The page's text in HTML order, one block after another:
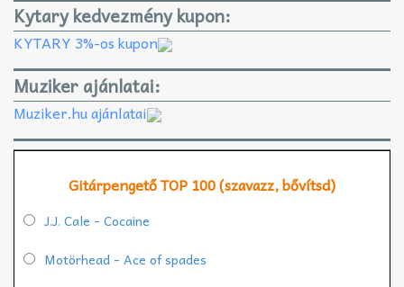
Kytary kedvezmény kupon:
KYTARY 3%-os kupon
Muziker ajánlatai:
Muziker.hu ajánlatai
Gitárpengető TOP 100 (szavazz, bővítsd)
J.J. Cale - Cocaine
Motörhead - Ace of spades